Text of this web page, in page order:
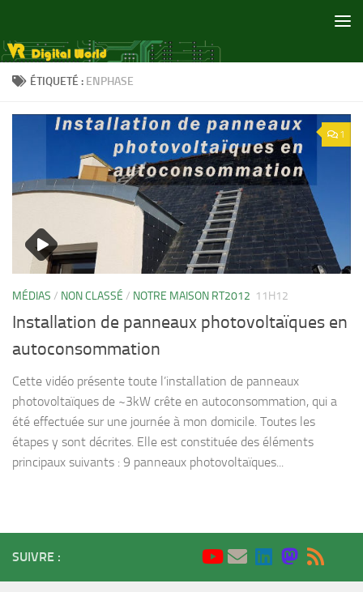
ÉTIQUETÉ : ENPHASE
1
MÉDIAS / NON CLASSÉ / NOTRE MAISON RT2012 11H12
Installation de panneaux photovoltaïques en
autoconsommation
Cette vidéo présente toute l’installation de panneaux
photovoltaïques de ~3kW crête en autoconsommation, qui a
été effectuée sur une journée à mon domicile. Toutes les
étapes y sont décrites. Elle est constituée des éléments
principaux suivants : 9 panneaux photovoltaïques...
SUIVRE :